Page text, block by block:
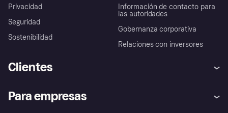
Privacidad
Seguridad
Sostenibilidad
Información de contacto para
las autoridades
Gobernanza corporativa
Relaciones con inversores
Clientes
Inicio de sesión
Para empresas